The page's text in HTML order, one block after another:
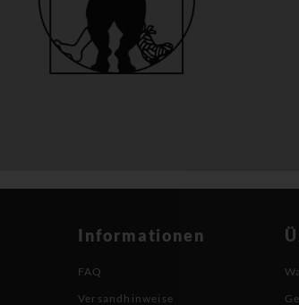
Informationen
FAQ
Versandhinweise